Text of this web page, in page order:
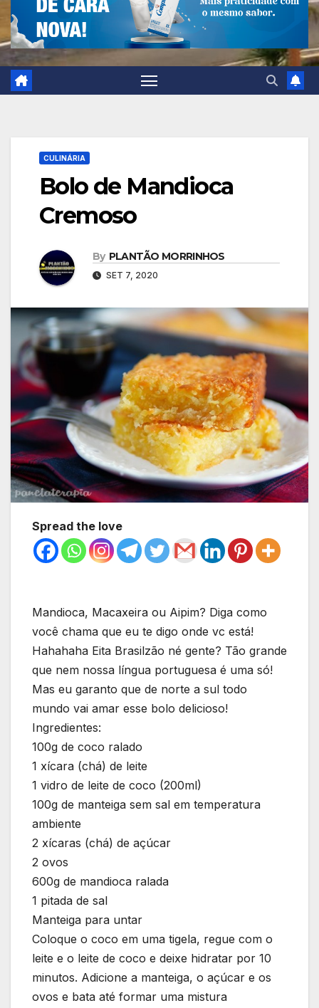
CULINÁRIA
Bolo de Mandioca
Cremoso
By PLANTÃO MORRINHOS
SET 7, 2020
Spread the love
Mandioca, Macaxeira ou Aipim? Diga como
você chama que eu te digo onde vc está!
Hahahaha Eita Brasilzão né gente? Tão grande
que nem nossa língua portuguesa é uma só!
Mas eu garanto que de norte a sul todo
mundo vai amar esse bolo delicioso!
Ingredientes:
100g de coco ralado
1 xícara (chá) de leite
1 vidro de leite de coco (200ml)
100g de manteiga sem sal em temperatura
ambiente
2 xícaras (chá) de açúcar
2 ovos
600g de mandioca ralada
1 pitada de sal
Manteiga para untar
Coloque o coco em uma tigela, regue com o
leite e o leite de coco e deixe hidratar por 10
minutos. Adicione a manteiga, o açúcar e os
ovos e bata até formar uma mistura